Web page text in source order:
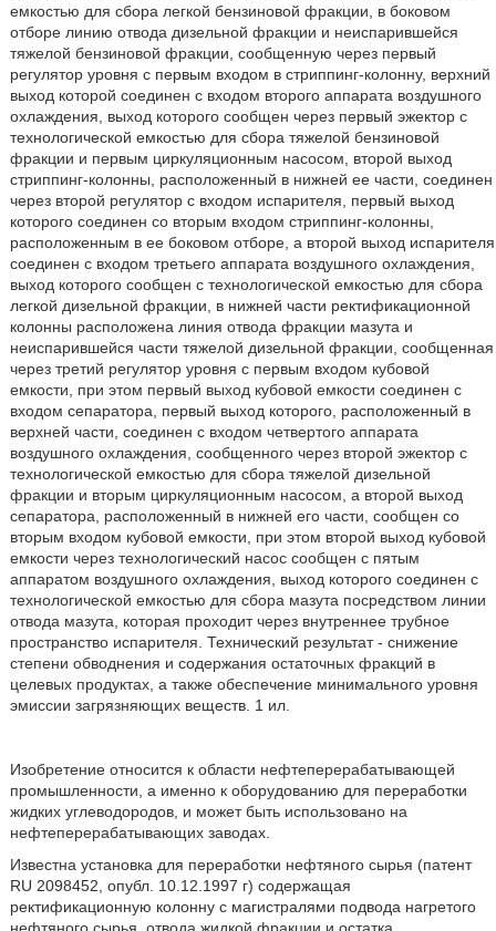
емкостью для сбора легкой бензиновой фракции, в боковом
отборе линию отвода дизельной фракции и неиспарившейся
тяжелой бензиновой фракции, сообщенную через первый
регулятор уровня с первым входом в стриппинг-колонну, верхний
выход которой соединен с входом второго аппарата воздушного
охлаждения, выход которого сообщен через первый эжектор с
технологической емкостью для сбора тяжелой бензиновой
фракции и первым циркуляционным насосом, второй выход
стриппинг-колонны, расположенный в нижней ее части, соединен
через второй регулятор с входом испарителя, первый выход
которого соединен со вторым входом стриппинг-колонны,
расположенным в ее боковом отборе, а второй выход испарителя
соединен с входом третьего аппарата воздушного охлаждения,
выход которого сообщен с технологической емкостью для сбора
легкой дизельной фракции, в нижней части ректификационной
колонны расположена линия отвода фракции мазута и
неиспарившейся части тяжелой дизельной фракции, сообщенная
через третий регулятор уровня с первым входом кубовой
емкости, при этом первый выход кубовой емкости соединен с
входом сепаратора, первый выход которого, расположенный в
верхней части, соединен с входом четвертого аппарата
воздушного охлаждения, сообщенного через второй эжектор с
технологической емкостью для сбора тяжелой дизельной
фракции и вторым циркуляционным насосом, а второй выход
сепаратора, расположенный в нижней его части, сообщен со
вторым входом кубовой емкости, при этом второй выход кубовой
емкости через технологический насос сообщен с пятым
аппаратом воздушного охлаждения, выход которого соединен с
технологической емкостью для сбора мазута посредством линии
отвода мазута, которая проходит через внутреннее трубное
пространство испарителя. Технический результат - снижение
степени обводнения и содержания остаточных фракций в
целевых продуктах, а также обеспечение минимального уровня
эмиссии загрязняющих веществ. 1 ил.
Изобретение относится к области нефтеперерабатывающей
промышленности, а именно к оборудованию для переработки
жидких углеводородов, и может быть использовано на
нефтеперерабатывающих заводах.
Известна установка для переработки нефтяного сырья (патент
RU 2098452, опубл. 10.12.1997 г) содержащая
ректификационную колонну с магистралями подвода нагретого